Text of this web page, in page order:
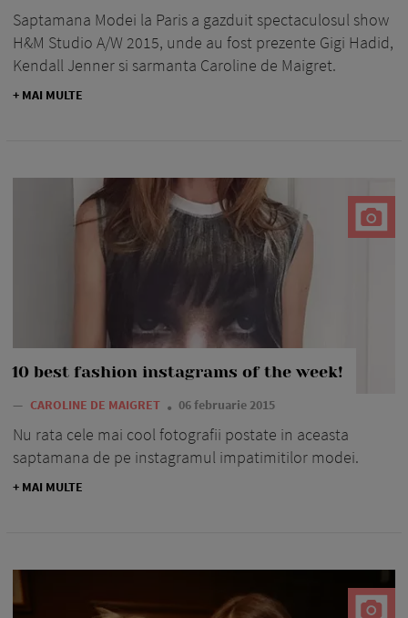
Saptamana Modei la Paris a gazduit spectaculosul show
H&M Studio A/W 2015, unde au fost prezente Gigi Hadid,
Kendall Jenner si sarmanta Caroline de Maigret.
+ MAI MULTE
10 best fashion instagrams of the week!
— CAROLINE DE MAIGRET 06 februarie 2015
Nu rata cele mai cool fotografii postate in aceasta
saptamana de pe instagramul impatimitilor modei.
+ MAI MULTE